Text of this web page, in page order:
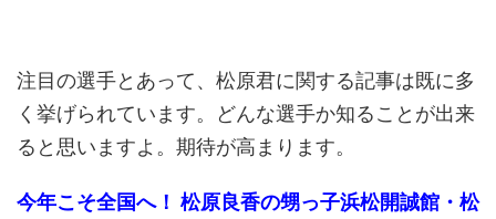
注目の選手とあって、松原君に関する記事は既に多
く挙げられています。どんな選手か知ることが出来
ると思いますよ。期待が高まります。
今年こそ全国へ！ 松原良香の甥っ子浜松開誠館・松